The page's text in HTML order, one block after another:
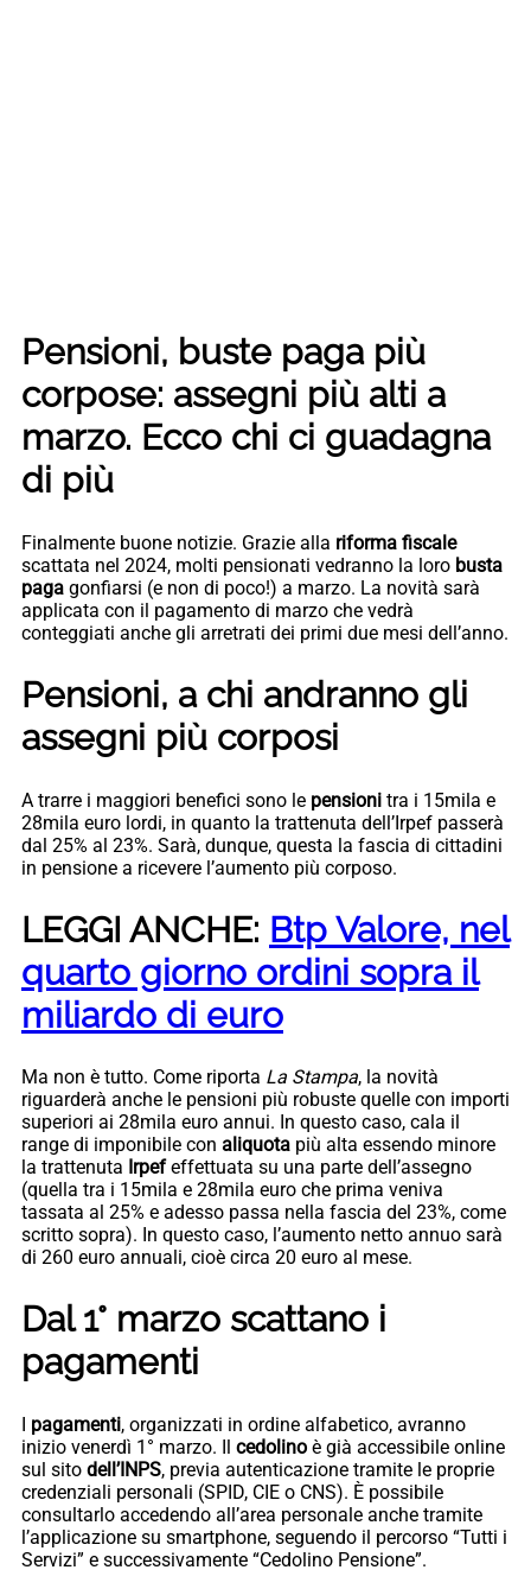
Pensioni, buste paga più
corpose: assegni più alti a
marzo. Ecco chi ci guadagna
di più
Finalmente buone notizie. Grazie alla riforma fiscale
scattata nel 2024, molti pensionati vedranno la loro busta
paga gonfiarsi (e non di poco!) a marzo. La novità sarà
applicata con il pagamento di marzo che vedrà
conteggiati anche gli arretrati dei primi due mesi dell’anno.
Pensioni, a chi andranno gli
assegni più corposi
A trarre i maggiori benefici sono le pensioni tra i 15mila e
28mila euro lordi, in quanto la trattenuta dell’Irpef passerà
dal 25% al 23%. Sarà, dunque, questa la fascia di cittadini
in pensione a ricevere l’aumento più corposo.
LEGGI ANCHE: Btp Valore, nel
quarto giorno ordini sopra il
miliardo di euro
Ma non è tutto. Come riporta La Stampa, la novità
riguarderà anche le pensioni più robuste quelle con importi
superiori ai 28mila euro annui. In questo caso, cala il
range di imponibile con aliquota più alta essendo minore
la trattenuta Irpefeffettuata su una parte dell’assegno
(quella tra i 15mila e 28mila euro che prima veniva
tassata al 25% e adesso passa nella fascia del 23%, come
scritto sopra). In questo caso, l’aumento netto annuo sarà
di 260 euro annuali, cioè circa 20 euro al mese.
Dal 1° marzo scattano i
pagamenti
pagamenti, organizzati in ordine alfabetico, avranno
inizio venerdì 1° marzo. Il cedolino è già accessibile online
sul sito dell’INPS, previa autenticazione tramite le proprie
credenziali personali (SPID, CIE o CNS). È possibile
consultarlo accedendo all’area personale anche tramite
l’applicazione su smartphone, seguendo il percorso “Tutti i
Servizi” e successivamente “Cedolino Pensione”.